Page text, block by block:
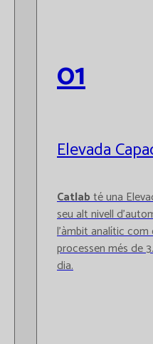
01
Elevada
Catlabté una
seu alt nivell
l’àmbit analític
processen més de
dia.